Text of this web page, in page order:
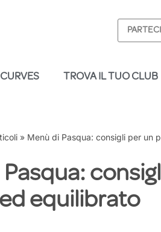
TROVA IL TUO CLUB
» Menù di Pasqua: consigli per un
equilibrato